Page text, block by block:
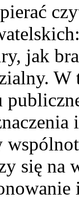
jak
W
się na